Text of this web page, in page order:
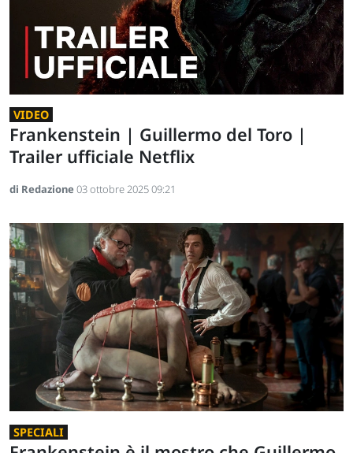
VIDEO
Frankenstein | Guillermo del Toro |
Trailer ufficiale Netflix
di Redazione03 ottobre 2025 09:21
SPECIALI